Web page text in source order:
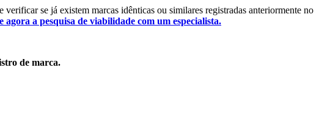
se já existem marcas idênticas ou similares registradas anteriormente no
agora a pesquisa de viabilidade com um especialista.
de marca.